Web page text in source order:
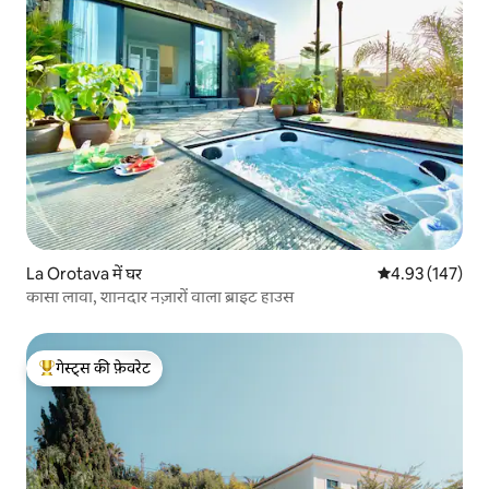
La Orotava में घर औसत रेटिंग 5 में से
4.93 (147)
कासा लावा, शानदार नज़ारों वाला ब्राइट हाउस
गेस्ट्स का टॉप फ़ेवरेट
गेस्ट्स की फ़ेवरेट